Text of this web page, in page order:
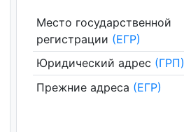
Место государственной
регистрации (ЕГР)
Юридический адрес (ГРП)
Прежние адреса (ЕГР)